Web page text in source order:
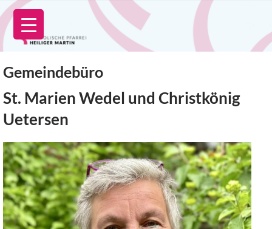
Zum
Inhalt
springen
Gemeindebüro
St. Marien Wedel und Christkönig
Uetersen